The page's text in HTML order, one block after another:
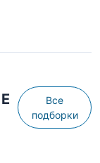
Все
подборки